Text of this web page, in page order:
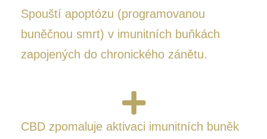
Spouští apoptózu (programovanou
buněčnou smrt) v imunitních buňkách
zapojených do chronického zánětu.
CBD zpomaluje aktivaci imunitních buněk